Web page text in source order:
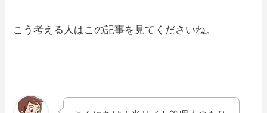
こう考える人はこの記事を見てくださいね。